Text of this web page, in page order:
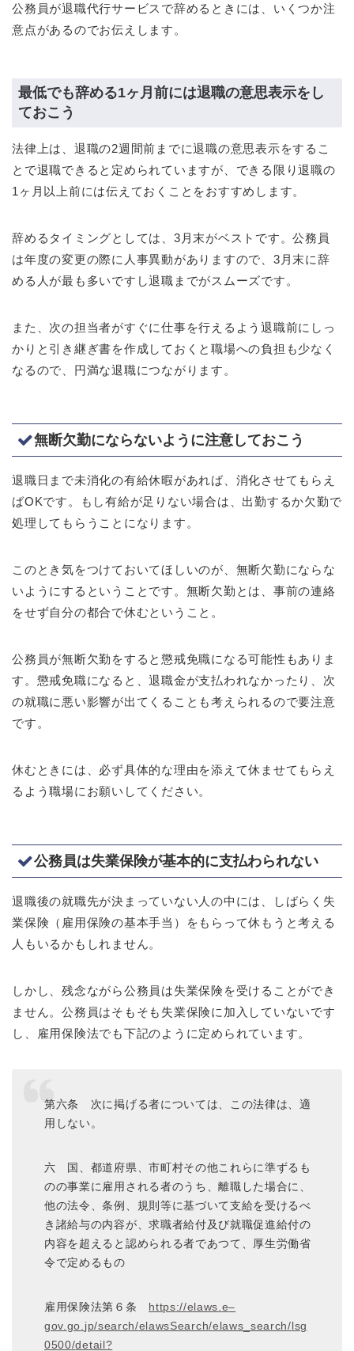
公務員が退職代行サービスで辞めるときには、いくつか注
意点があるのでお伝えします。
最低でも辞める1ヶ月前には退職の意思表示をし
ておこう
法律上は、退職の2週間前までに退職の意思表示をするこ
とで退職できると定められていますが、できる限り退職の
1ヶ月以上前には伝えておくことをおすすめします。
辞めるタイミングとしては、3月末がベストです。公務員
は年度の変更の際に人事異動がありますので、3月末に辞
める人が最も多いですし退職までがスムーズです。
また、次の担当者がすぐに仕事を行えるよう退職前にしっ
かりと引き継ぎ書を作成しておくと職場への負担も少なく
なるので、円満な退職につながります。
無断欠勤にならないように注意しておこう
退職日まで未消化の有給休暇があれば、消化させてもらえ
ばOKです。もし有給が足りない場合は、出勤するか欠勤で
処理してもらうことになります。
このとき気をつけておいてほしいのが、無断欠勤にならな
いようにするということです。無断欠勤とは、事前の連絡
をせず自分の都合で休むということ。
公務員が無断欠勤をすると懲戒免職になる可能性もありま
す。懲戒免職になると、退職金が支払われなかったり、次
の就職に悪い影響が出てくることも考えられるので要注意
です。
休むときには、必ず具体的な理由を添えて休ませてもらえ
るよう職場にお願いしてください。
公務員は失業保険が基本的に支払わられない
退職後の就職先が決まっていない人の中には、しばらく失
業保険（雇用保険の基本手当）をもらって休もうと考える
人もいるかもしれません。
しかし、残念ながら公務員は失業保険を受けることができ
ません。公務員はそもそも失業保険に加入していないです
し、雇用保険法でも下記のように定められています。
第六条 次に掲げる者については、この法律は、適
用しない。
六 国、都道府県、市町村その他これらに準ずるも
のの事業に雇用される者のうち、離職した場合に、
他の法令、条例、規則等に基づいて支給を受けるべ
き諸給与の内容が、求職者給付及び就職促進給付の
内容を超えると認められる者であつて、厚生労働省
令で定めるもの
雇用保険法第６条 https://elaws.e–
gov.go. jp/search/elawsSearch/elaws _search/ lsg
0500/detail?